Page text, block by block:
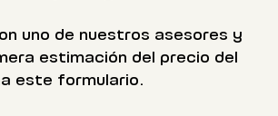
uno de nuestros asesores y
estimación del precio del
este formulario.